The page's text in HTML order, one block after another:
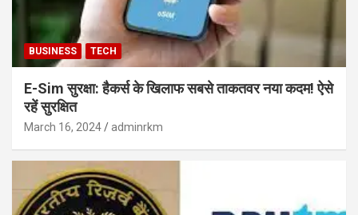
BUSINESS TECH
E-Sim सुरक्षा: हैकर्स के खिलाफ सबसे ताकतवर नया कदम! ऐसे
रहें सुरक्षित
March 16, 2024 adminrkm